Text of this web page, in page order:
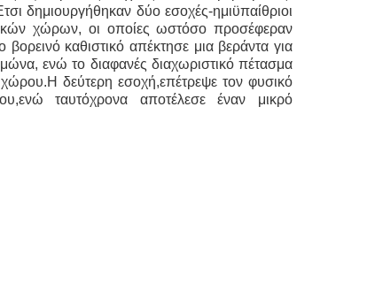
δημιουργήθηκαν δύο εσοχές-ημιϋπαίθριοι
χώρων, οι οποίες ωστόσο προσέφεραν
καθιστικό απέκτησε μια βεράντα για
ενώ το διαφανές διαχωριστικό πέτασμα
δεύτερη εσοχή,επέτρεψε τον φυσικό
ταυτόχρονα αποτέλεσε έναν μικρό